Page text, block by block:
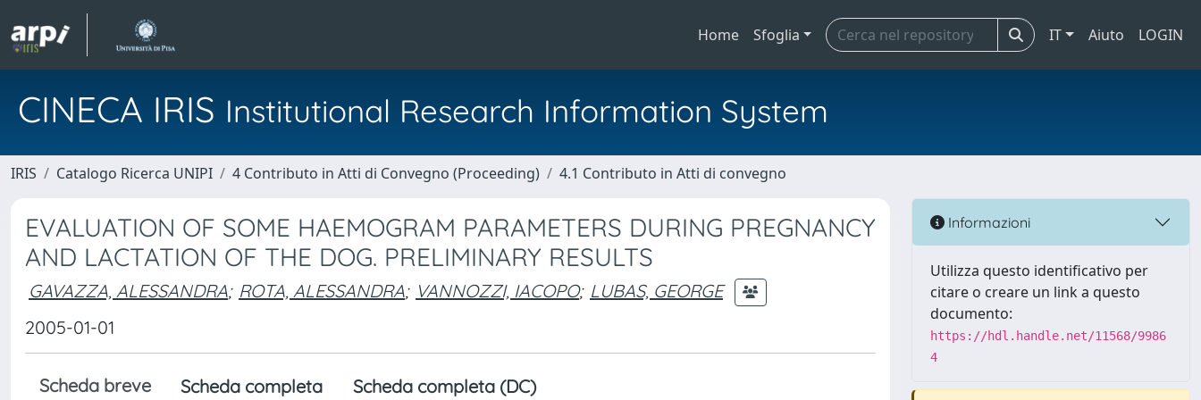
Home Sfoglia IT Aiuto LOGIN
CINECA IRIS Institutional Research Information System
IRIS Catalogo Ricerca UNIPI 4 Contributo in Atti di Convegno (Proceeding) 4.1 Contributo in Atti di convegno
EVALUATION OF SOME HAEMOGRAM PARAMETERS DURING PREGNANCY
AND LACTATION OF THE DOG. PRELIMINARY RESULTS
GAVAZZA, ALESSANDRA; ROTA, ALESSANDRA; VANNOZZI, IACOPO; LUBAS, GEORGE
2005-01-01
Scheda breve Scheda completa Scheda completa (DC)
Informazioni
Utilizza questo identificativo per
citare o creare un link a questo
documento:
https://hdl.handle.net/11568/9986
4